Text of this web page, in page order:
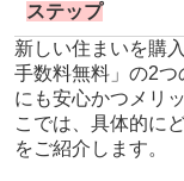
ステップ
新しい住まいを購
手数料無料」の2
にも安心かつメリ
こでは、具体的に
をご紹介します。